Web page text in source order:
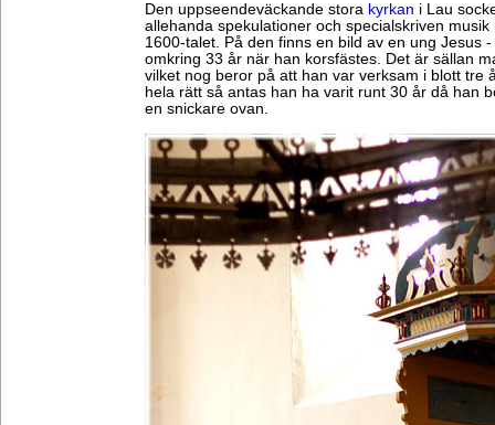
Den uppseendeväckande stora kyrkan i Lau
allehanda spekulationer och specialskriven
1600-talet. På den finns en bild av en ung Jesus
omkring 33 år när han korsfästes. Det är sällan
vilket nog beror på att han var verksam i blott tre
hela rätt så antas han ha varit runt 30 år då han
en snickare ovan.